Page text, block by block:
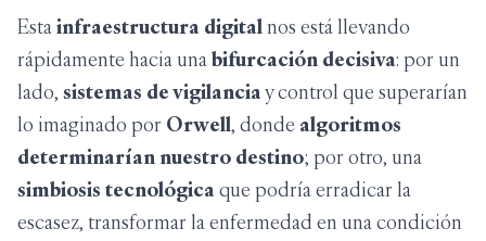
Estainfraestructura digitalnos está llevando
rápidamente hacia unabifurcación decisiva: por un
lado, sistemas de vigilanciay control que superarían
lo imaginado por Orwell, donde algoritmos
determinarían nuestro destino; por otro, una
simbiosis tecnológicaque podría erradicar la
escasez, transformar la enfermedad en una condición